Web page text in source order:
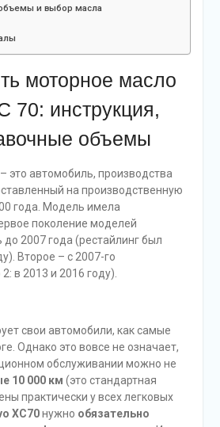
и выбор масла
моторное масло
70: инструкция,
объемы
это автомобиль, производства
на производственную
года. Модель имела
поколение моделей
до 2007 года (рестайлинг был
Второе – с 2007-го
в 2013 и 2016 году).
свои автомобили, как самые
Однако это вовсе не означает,
обслуживании можно не
10 000 км (это стандартная
практически у всех легковых
XC70нужно обязательно